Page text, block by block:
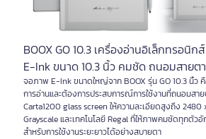
BOOX GO 10.3 เครื่องอ่านอิเล็กทรอนิ
E-Ink ขนาด 10.3 นิ้ว คมชัด ถนอมสายตา
จอภาพ E-Ink ขนาดใหญ่จาก BOOX รุ่น GO 10.3 นิ้ว
การอ่านและต้องการประสบการณ์การใช้งานที่ถนอมส
Carta1200 glass screen ให้ความละเอียดสูงถึง
Grayscale และเทคโนโลยี Regal ที่ให้ภาพคมชัดทุกตัว
สำหรับการใช้งานระยะยาวได้อย่างสบายตา